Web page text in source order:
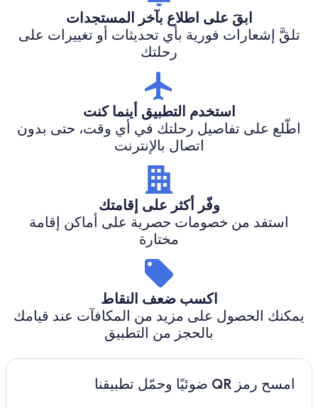
ابقَ على اطلاع بآخر المستجدات
تلقَّ إشعارات فورية بأي تحديثات أو تغييرات على
رحلتك
استخدم التطبيق أينما كنت
اطّلع على تفاصيل رحلتك في أي وقت، حتى بدون
اتصال بالإنترنت
وفّر أكثر على إقامتك
استفد من خصومات حصرية على أماكن إقامة
مختارة
اكسب ضعف النقاط
يمكنك الحصول على مزيد من المكافآت عند قيامك
بالحجز من التطبيق
امسح رمز QR ضوئيًا وحمّل تطبيقنا